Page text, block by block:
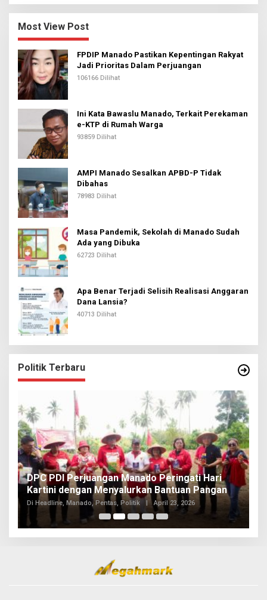
Most View Post
FPDIP Manado Pastikan Kepentingan Rakyat
Jadi Prioritas Dalam Perjuangan
106166 Dilihat
Ini Kata Bawaslu Manado, Terkait Perekaman
e-KTP di Rumah Warga
93859 Dilihat
AMPI Manado Sesalkan APBD-P Tidak
Dibahas
78983 Dilihat
Masa Pandemik, Sekolah di Manado Sudah
Ada yang Dibuka
62723 Dilihat
Apa Benar Terjadi Selisih Realisasi Anggaran
Dana Lansia?
40713 Dilihat
Politik Terbaru
DPC PDI Perjuangan Manado Peringati Hari
Kartini dengan Menyalurkan Bantuan Pangan
Di Headline, Manado, Pentas, Politik | April 23, 2026